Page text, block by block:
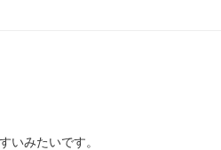
いみたいです。